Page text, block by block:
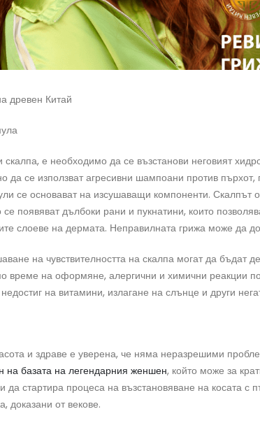
древен Китай
скалпа, е необходимо да се възстанови неговият
да се използват агресивни шампоани против
се основават на изсушаващи компоненти. Скалпът
появяват дълбоки рани и пукнатини, които
слоеве на дермата. Неправилната грижа може да
на чувствителността на скалпа могат да бъдат
време на оформяне, алергични и химични реакции
на витамини, излагане на слънце и други
и здраве е уверена, че няма неразрешими
на базата на легендарния женшен, който може за
да стартира процеса на възстановяване на косата
доказани от векове.